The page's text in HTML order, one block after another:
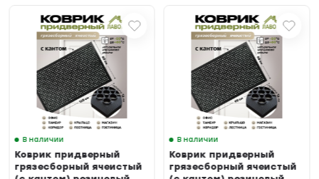
В наличии
Коврик придверный
грязесборный ячеистый
В наличии
Коврик придверный
грязесборный ячеистый